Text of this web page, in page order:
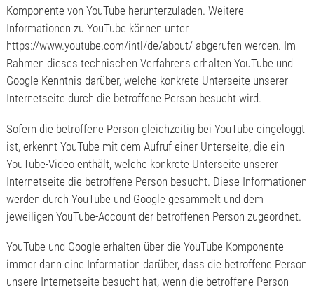
Komponente von YouTube herunterzuladen. Weitere
Informationen zu YouTube können unter
https://www.youtube.com/intl/de/about/ abgerufen werden. Im
Rahmen dieses technischen Verfahrens erhalten YouTube und
Google Kenntnis darüber, welche konkrete Unterseite unserer
Internetseite durch die betroffene Person besucht wird.
Sofern die betroffene Person gleichzeitig bei YouTube eingeloggt
ist, erkennt YouTube mit dem Aufruf einer Unterseite, die ein
YouTube-Video enthält, welche konkrete Unterseite unserer
Internetseite die betroffene Person besucht. Diese Informationen
werden durch YouTube und Google gesammelt und dem
jeweiligen YouTube-Account der betroffenen Person zugeordnet.
YouTube und Google erhalten über die YouTube-Komponente
immer dann eine Information darüber, dass die betroffene Person
unsere Internetseite besucht hat, wenn die betroffene Person